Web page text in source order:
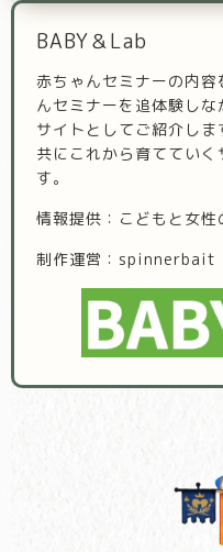
BABY＆Lab
赤ちゃんセミナーの内
んセミナーを追体験し
サイトとしてご紹介し
共にこれから育ててい
す。
情報提供：こどもと女性
制作運営：spinnerbait